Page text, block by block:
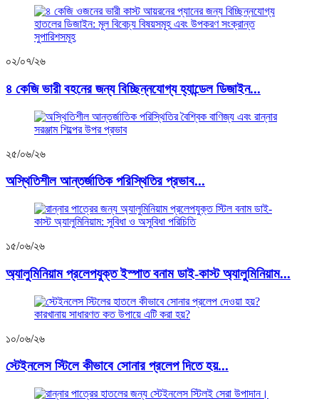
০২/০৭/২৬
৪ কেজি ভারী বহনের জন্য বিচ্ছিন্নযোগ্য হ্যান্ডেল ডিজাইন...
২৫/০৬/২৬
অস্থিতিশীল আন্তর্জাতিক পরিস্থিতির প্রভাব...
১৫/০৬/২৬
অ্যালুমিনিয়াম প্রলেপযুক্ত ইস্পাত বনাম ডাই-কাস্ট অ্যালুমিনিয়াম...
১০/০৬/২৬
স্টেইনলেস স্টিলে কীভাবে সোনার প্রলেপ দিতে হয়...